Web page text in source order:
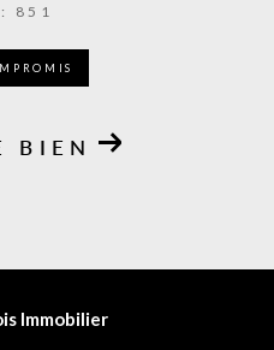
851
BIEN
Immobilier